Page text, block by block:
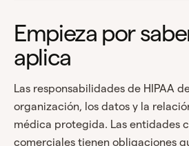
Empieza por
aplica
Las responsabilidades de HIPAA
organización, los datos y la
médica protegida. Las entidades
comerciales tienen obligaciones